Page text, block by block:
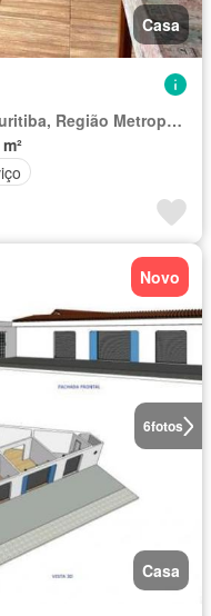
Casa
Região Geográfica Imediata de Curitiba, Região Metropolitana de Curitiba
6fotos
Novo
Casa